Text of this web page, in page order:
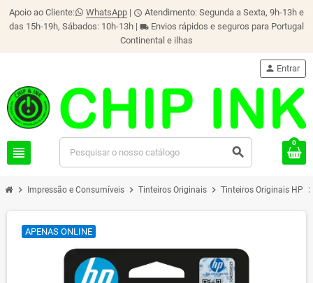
Apoio ao Cliente: WhatsApp | schedule Atendimento: Segunda a Sexta, 9h-13h e
das 15h-19h, Sábados: 10h-13h | local_shipping Envios rápidos e seguros para Portugal
Continental e ilhas
view_headline search
person Entrar
0
chevron_right Impressão e Consumíveis chevron_right Tinteiros Originais chevron_right Tinteiros Originais HP
APENAS ONLINE